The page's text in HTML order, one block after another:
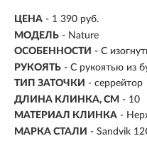
ЦЕНА - 1 390 руб.
МОДЕЛЬ - Nature
ОСОБЕННОСТИ - С
РУКОЯТЬ - С рукоятью из
ТИП ЗАТОЧКИ - серрейтор
ДЛИНА КЛИНКА, СМ - 10
МАТЕРИАЛ КЛИНКА -
МАРКА СТАЛИ - Sandvik